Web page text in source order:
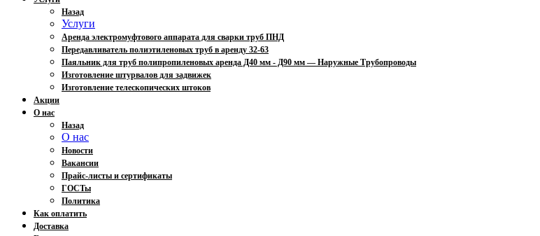
Назад
Услуги
Аренда электромуфтового аппарата для сварки труб ПНД
Передавливатель полиэтиленовых труб в аренду 32-63
Паяльник для труб полипропиленовых аренда Д40 мм - Д90 мм — Наружные Трубопроводы
Изготовление штурвалов для задвижек
Изготовление телескопических штоков
Акции
О нас
Назад
О нас
Новости
Вакансии
Прайс-листы и сертификаты
ГОСТы
Политика
Как оплатить
Доставка